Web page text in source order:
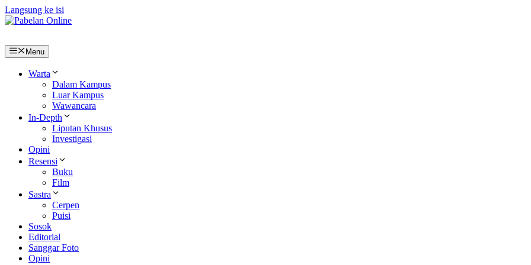
Langsung ke isi
Menu
Warta
Dalam Kampus
Luar Kampus
Wawancara
In-Depth
Liputan Khusus
Investigasi
Opini
Resensi
Buku
Film
Sastra
Cerpen
Puisi
Sosok
Editorial
Sanggar Foto
Opini